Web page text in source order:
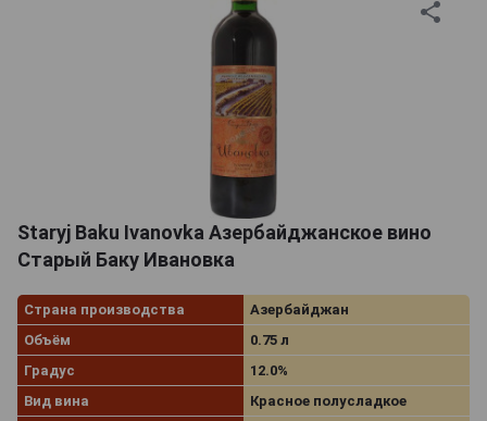
Staryj Baku Ivanovka Азербайджанское вино
Старый Баку Ивановка
Страна производства
Азербайджан
Объём
0.75 л
Градус
12.0%
Вид вина
Красное полусладкое